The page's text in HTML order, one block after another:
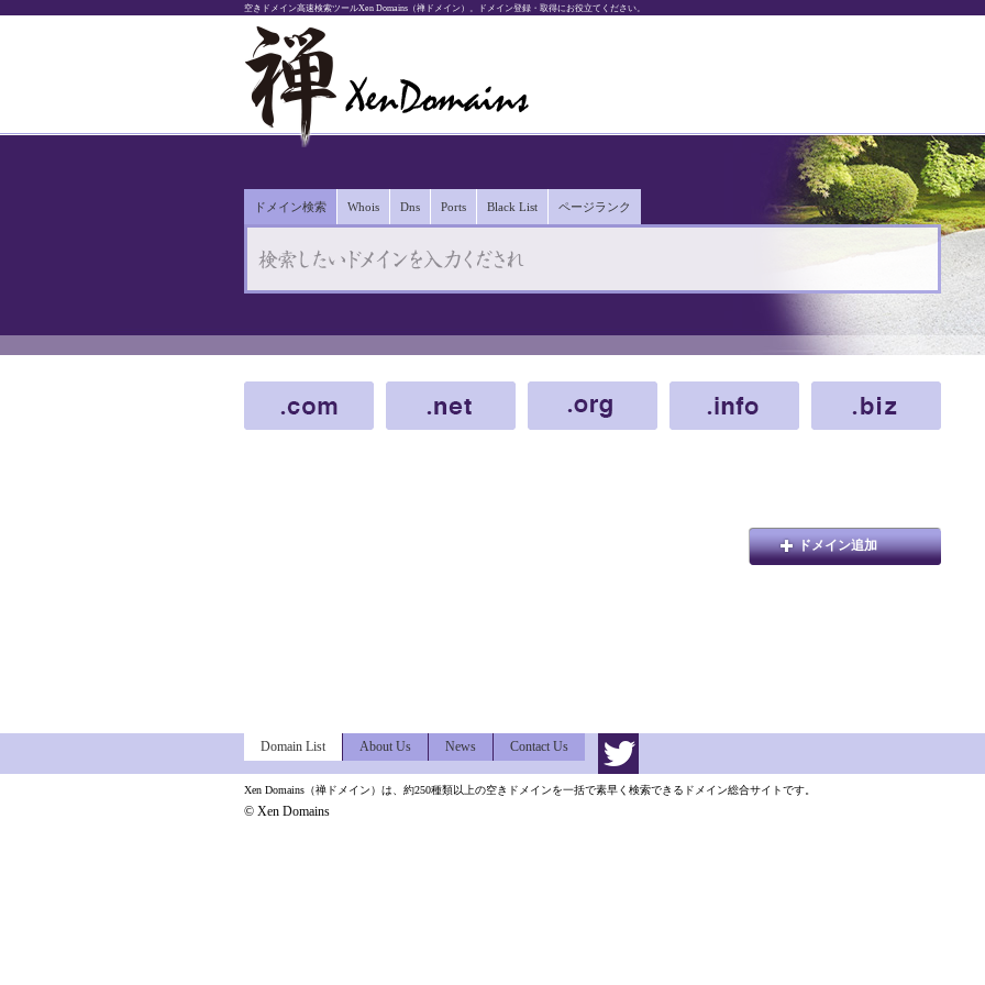
空きドメイン高速検索ツールXen Domains（禅ドメイン）。ドメイン登録・取得にお役立てください。
ドメイン検索 Whois Dns Ports Black List ページランク
ドメイン追加
Domain List About Us News Contact Us
Xen Domains（禅ドメイン）は、約250種類以上の空きドメインを一括で素早く検索できるドメイン総合サイトです。
© Xen Domains